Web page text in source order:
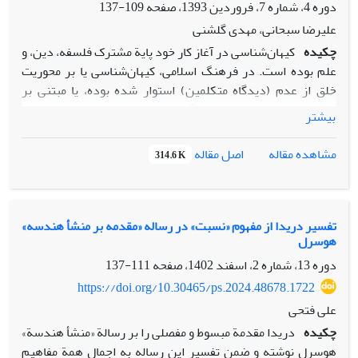
افول سیطره اندیشه های تکاملی مارکسیستی را بر جامعه علمی
ایرانی نظاره خواهیم می نماییم.
دوره 4، شماره 7، فروردین 1393، صفحه
109-137
علیرضا سبحانی، مهدی گلشنی
چکیده کیهان‌شناسی در آغاز کار خود پایة مشترک فلسفه، دین، و
علم بوده است. در فرهنگ اسلامی، کیهان‌شناسی یا بر محوریت
خلق از عدم (دیدگاه متکلمین) استوار شده بوده، یا مبتنی بر
جهانی قدیم بوده است (دیدگاه فلاسفه)، و از مسئلة چندجهانی
آن‌چه «اصل انسان‌محوری» نامیده می‌شود، ایدة چندجهانی وارد
حوزة کیهان‌شناسی شد. در میان متفکران مسلمان متقدم دو
نگرش، دربارة خلق عالم، وجود داشت؛ متکلمین معتقد به حدوث
در خصوص یگانه‌بودن یا چندگانه‌بودن جهان خلق‌شده،
دیدگاه‌های متفاوتی بین دانشمندان، فلاسفه، و علمای دینی
مسلمان وجود داشته است. ما در این‌جا دیدگاه‌های متفاوت برخی
از متفکران مشهور مسلمان را، در مورد تعدد جهان‌ها بیان
می‌کنیم.
.
بیشتر
مشاهده مقاله
اصل مقاله 314.6 K
تفسیر دریدا از مفهوم «نسبت» در رساله «مقدمه بر منشأ هندسه»
هوسرل
دوره 13، شماره 2، اسفند 1402، صفحه
111-137
https://doi.org/10.30465/ps.2024.48678.1722
علی فتحی
چکیده دریدا مقدمة مبسوط و مفصلی را بر رسالة «منشأ هندسة»
هوسرل نوشته و ضمن تفسیر این رساله به اجمال همة مفاهیم